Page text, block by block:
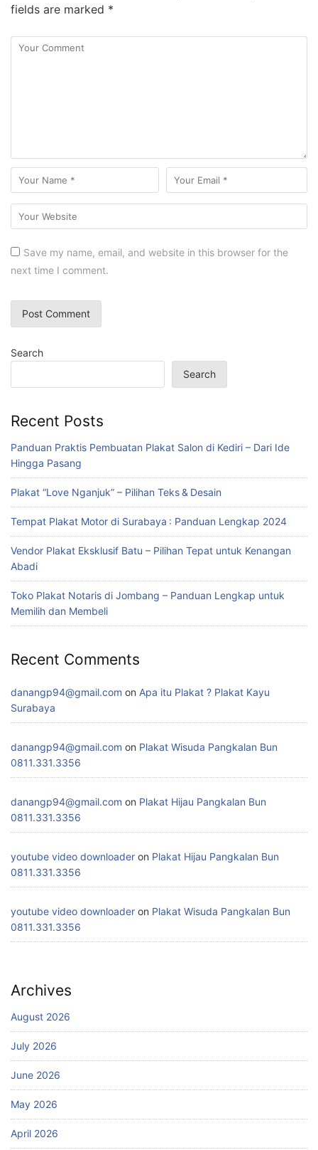
fields are marked *
Save my name, email, and website in this browser for the
next time I comment.
Search
Search
Recent Posts
Panduan Praktis Pembuatan Plakat Salon di Kediri – Dari Ide
Hingga Pasang
Plakat “Love Nganjuk” – Pilihan Teks & Desain
Tempat Plakat Motor di Surabaya : Panduan Lengkap 2024
Vendor Plakat Eksklusif Batu – Pilihan Tepat untuk Kenangan
Abadi
Toko Plakat Notaris di Jombang – Panduan Lengkap untuk
Memilih dan Membeli
Recent Comments
danangp94@gmail.com on Apa itu Plakat ? Plakat Kayu
Surabaya
danangp94@gmail.com on Plakat Wisuda Pangkalan Bun
0811.331.3356
danangp94@gmail.com on Plakat Hijau Pangkalan Bun
0811.331.3356
youtube video downloader on Plakat Hijau Pangkalan Bun
0811.331.3356
youtube video downloader on Plakat Wisuda Pangkalan Bun
0811.331.3356
Archives
August 2026
July 2026
June 2026
May 2026
April 2026